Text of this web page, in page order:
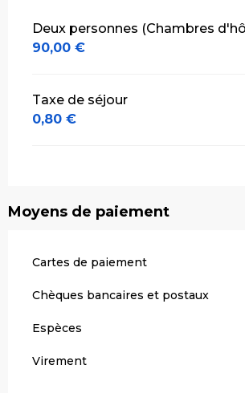
Tarifs 2026
Deux personnes (Chambres
90,00 €
Taxe de séjour
0,80 €
Moyens de paiement
Cartes de paiement
Chèques bancaires et postaux
Espèces
Virement